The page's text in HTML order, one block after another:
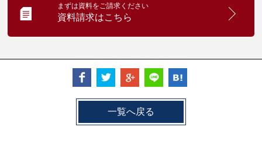
まずは資料をご請求ください
資料請求はこちら
一覧へ戻る